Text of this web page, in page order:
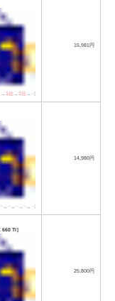
→1位 →1位 →−]
15,981円
:−→−→−→−→−]
14,980円
Ti］
25,800円